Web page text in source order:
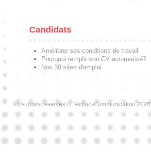
Candidats
Améliorer ses conditions de travail
Pourquoi remplir son CV automatisé?
Nos 30 sites d'emploi
Tous droits réservés © Techno-Communication 2026